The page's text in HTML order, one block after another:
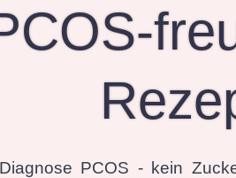
Diagnose PCOS - kein